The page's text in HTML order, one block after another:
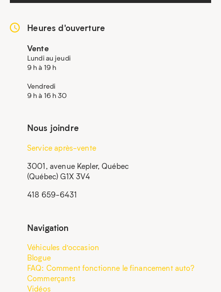
Heures d'ouverture
Vente
Lundi au jeudi
9 h à 19 h
Vendredi
9 h à 16 h 30
Nous joindre
Service après-vente
3001, avenue Kepler, Québec
(Québec) G1X 3V4
418 659-6431
Navigation
Véhicules d’occasion
Blogue
FAQ: Comment fonctionne le financement auto?
Commerçants
Vidéos